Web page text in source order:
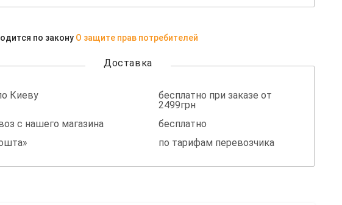
по закону О защите прав потребителей
Доставка
Киеву
бесплатно при заказе от
2499грн
с нашего магазина
бесплатно
по тарифам перевозчика